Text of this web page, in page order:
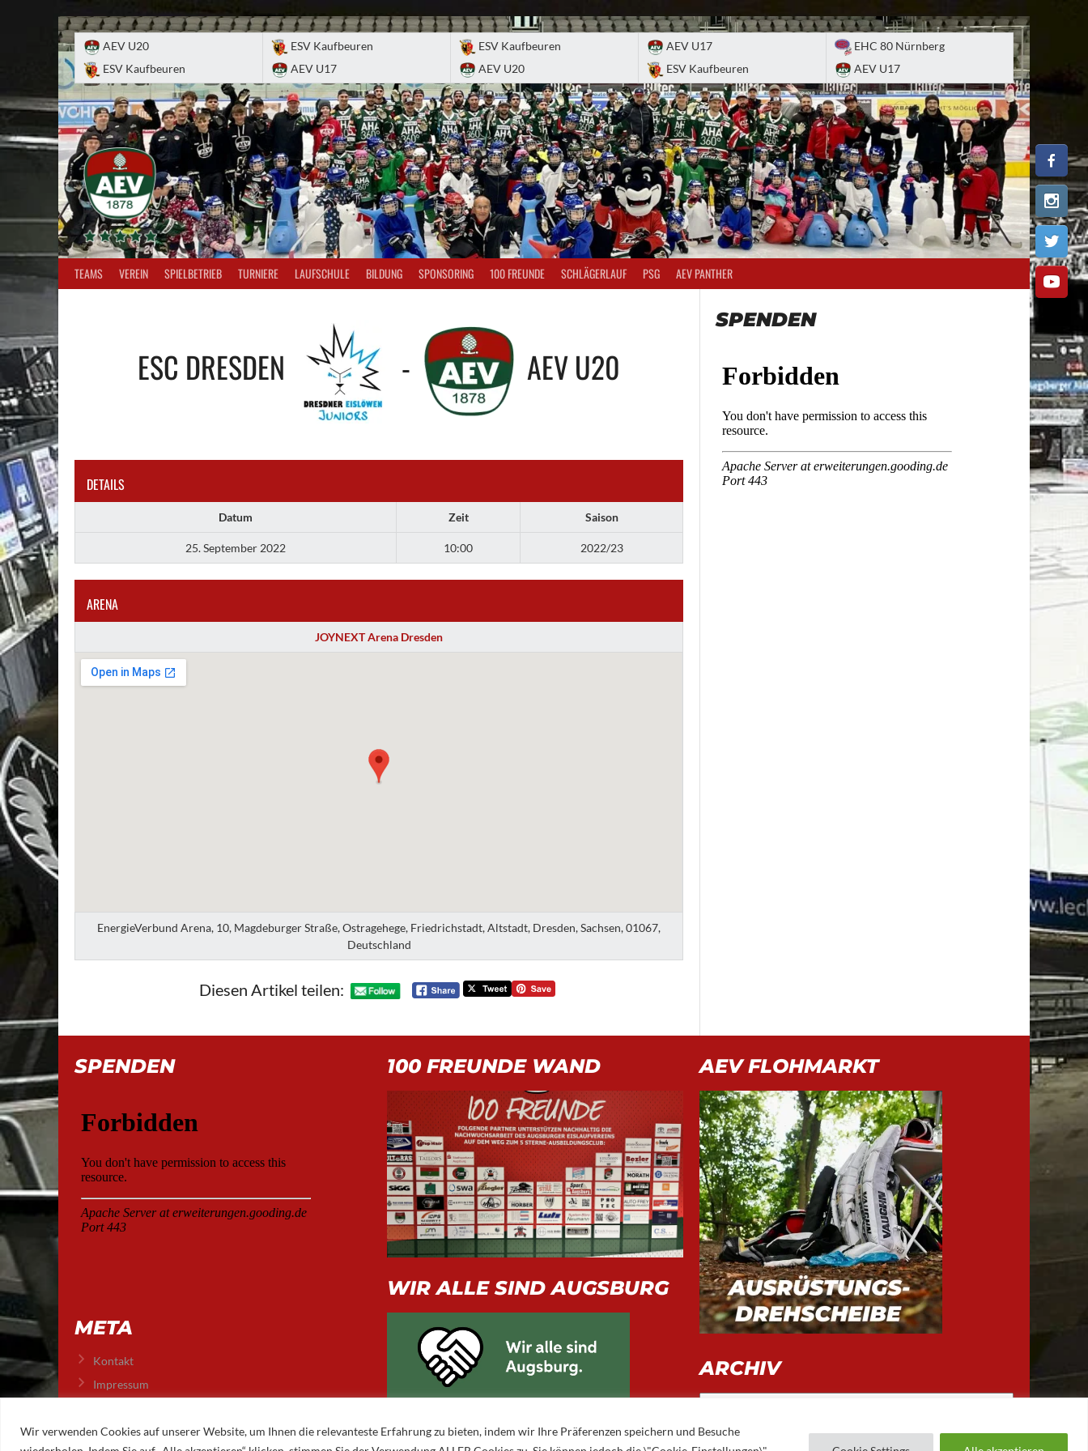
Wir verwenden Cookies auf unserer Website, um Ihnen die relevanteste Erfahrung zu bieten, indem wir Ihre Präferenzen speichern und Besuche
AEV U20
ESV Kaufbeuren
ESV Kaufbeuren
AEV U17
ESV Kaufbeuren
AEV U20
AEV U17
ESV Kaufbeuren
EHC 80 Nürnberg
AEV U17
TEAMS VEREIN SPIELBETRIEB TURNIERE LAUFSCHULE BILDUNG SPONSORING 100 FREUNDE SCHLÄGERLAUF PSG AEV PANTHER
ESC DRESDEN - AEV U20
DETAILS
Datum Zeit Saison
25. September 2022 10:00 2022/23
ARENA
JOYNEXT Arena Dresden
EnergieVerbund Arena, 10, Magdeburger Straße, Ostragehege, Friedrichstadt, Altstadt, Dresden, Sachsen, 01067,
Deutschland
Diesen Artikel teilen:
SPENDEN
SPENDEN
META
Kontakt
Impressum
100 FREUNDE WAND
WIR ALLE SIND AUGSBURG
AEV FLOHMARKT
ARCHIV
Archiv